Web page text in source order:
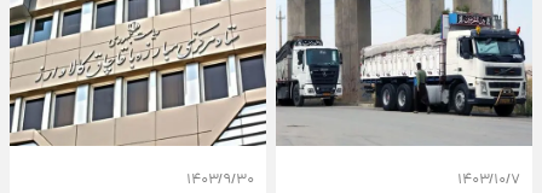
۱۴۰۳/۱۰/۷ ۱۴۰۳/۹/۳۰